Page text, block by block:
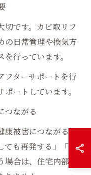
切です。カビ取リフ
の日常管理や換気方
行っています。
フターサポートを行
ートしています。
つながる
康被害につながる可
ても再発する」「カ
合は、住宅内部に